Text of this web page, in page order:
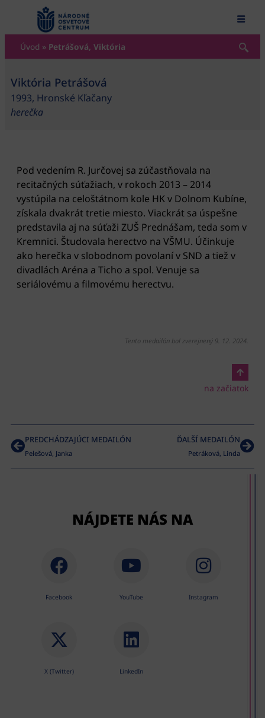
content
Úvod » Petrášová, Viktória
Viktória Petrášová
1993, Hronské Kľačany
herečka
Pod vedením R. Jurčovej sa zúčastňovala na
recitačných súťažiach, v rokoch 2013 – 2014
vystúpila na celoštátnom kole HK v Dolnom Kubíne,
získala dvakrát tretie miesto. Viackrát sa úspešne
predstavila aj na súťaži ZUŠ Prednášam, teda som v
Kremnici. Študovala herectvo na VŠMU. Účinkuje
ako herečka v slobodnom povolaní v SND a tiež v
divadlách Aréna a Ticho a spol. Venuje sa
seriálovému a filmovému herectvu.
Tento medailón bol zverejnený 9. 12. 2024.
na začiatok
PREDCHÁDZAJÚCI MEDAILÓN
Pelešová, Janka
ĎALŠÍ MEDAILÓN
Petráková, Linda
NÁJDETE NÁS NA
Facebook YouTube Instagram
X (Twitter) LinkedIn